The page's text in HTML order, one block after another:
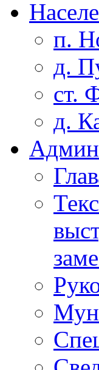
п.
д.
ст.
д.